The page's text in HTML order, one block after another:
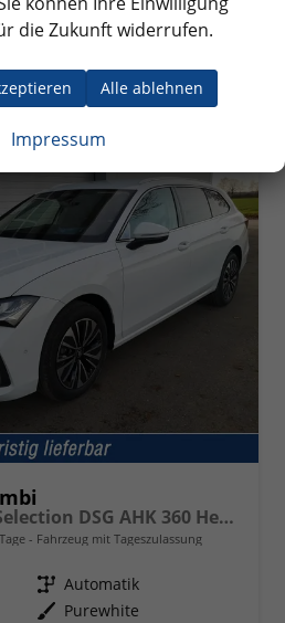
5,70 l/100km
2.0 TDI 142kW 4x4 Selection DSG AHK 360 Head Up
Fahrzeug mit Tageszulassung
Getriebe Automatik
Außenfarbe Purewhite
die Zukunft widerrufen.
Alle ablehnen
Impressum